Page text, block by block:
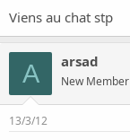
Viens au chat stp
A arsad
New Member
13/3/12